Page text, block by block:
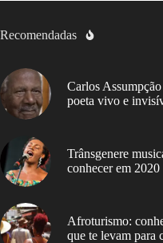
Recomendadas
Carlos
poeta vivo e
Trânsgenere
conhecer em 2020
Afroturismo:
que te levam para